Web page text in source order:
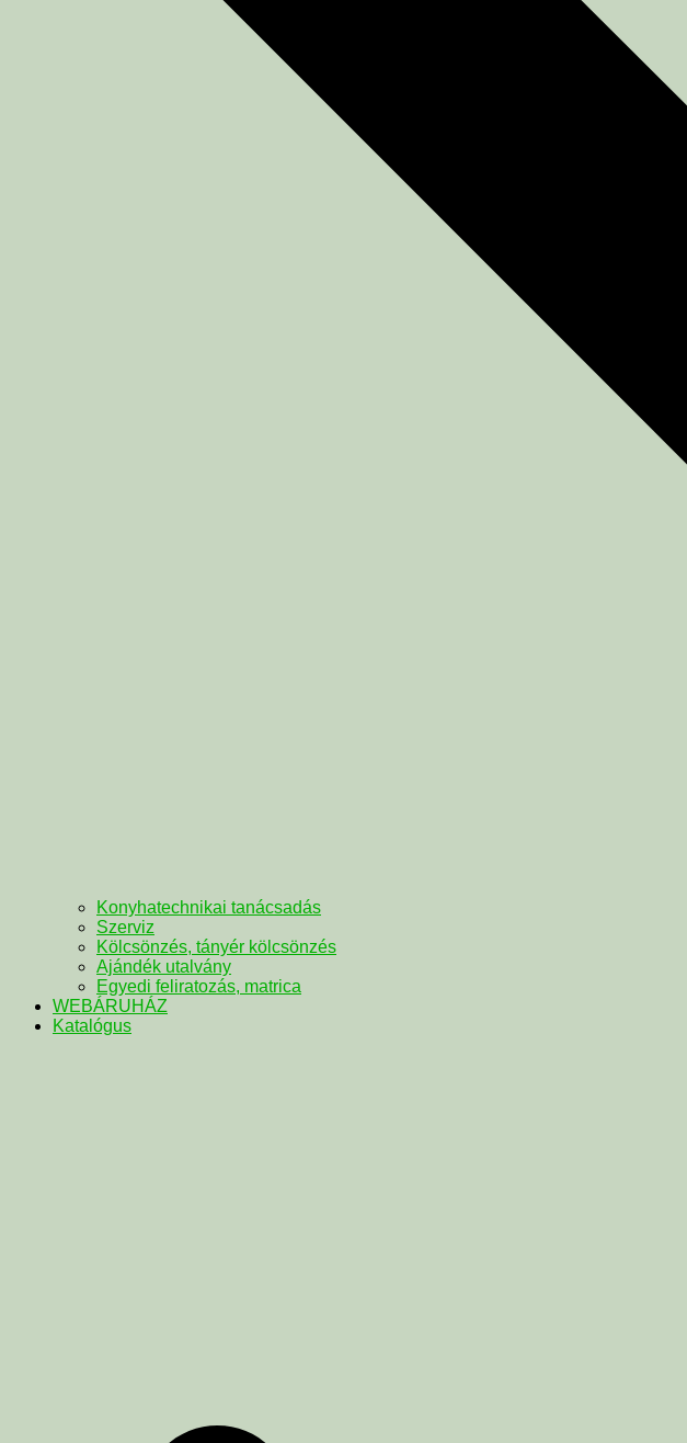
Konyhatechnikai tanácsadás
Szerviz
Kölcsönzés, tányér kölcsönzés
Ajándék utalvány
Egyedi feliratozás, matrica
WEBÁRUHÁZ
Katalógus